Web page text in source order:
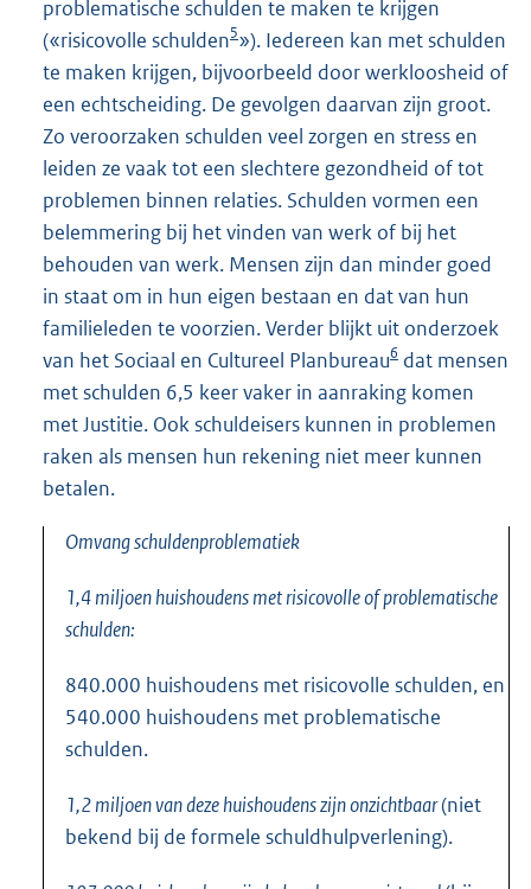
problematische schulden te maken te krijgen
(«risicovolle schulden5»). Iedereen kan met schulden
te maken krijgen, bijvoorbeeld door werkloosheid of
een echtscheiding. De gevolgen daarvan zijn groot.
Zo veroorzaken schulden veel zorgen en stress en
leiden ze vaak tot een slechtere gezondheid of tot
problemen binnen relaties. Schulden vormen een
belemmering bij het vinden van werk of bij het
behouden van werk. Mensen zijn dan minder goed
in staat om in hun eigen bestaan en dat van hun
familieleden te voorzien. Verder blijkt uit onderzoek
van het Sociaal en Cultureel Planbureau6 dat mensen
met schulden 6,5 keer vaker in aanraking komen
met Justitie. Ook schuldeisers kunnen in problemen
raken als mensen hun rekening niet meer kunnen
betalen.
Omvang schuldenproblematiek
1,4 miljoen huishoudens met risicovolle of problematische
schulden:
840.000 huishoudens met risicovolle schulden, en
540.000 huishoudens met problematische
schulden.
1,2 miljoen van deze huishoudens zijn onzichtbaar(niet
bekend bij de formele schuldhulpverlening).